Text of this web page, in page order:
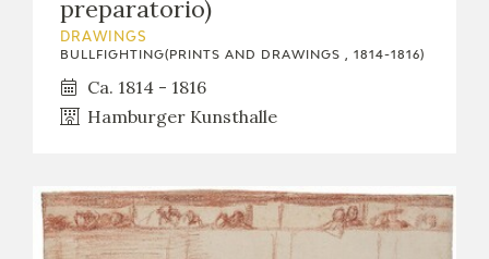
preparatorio)
DRAWINGS
BULLFIGHTING(PRINTS AND DRAWINGS , 1814-1816)
Ca. 1814 - 1816
Hamburger Kunsthalle